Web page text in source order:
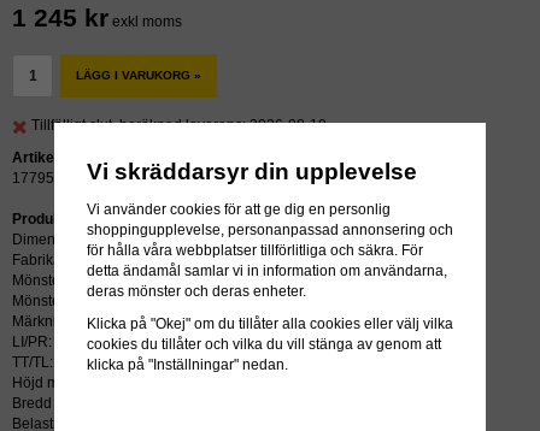
1 245 kr exkl moms
LÄGG I VARUKORG »
Tillfälligt slut, beräknad leverans: 2026-08-19
Artikelnummer:
17795
Produktbeskrivning:
Dimension: 25X10.00R12
Fabrikat: DURO
Mönster: DI2025
Mönstertyp: RADIAL
Märkning:
LI/PR: 6PR
TT/TL: TL (slang krävs ej)
Höjd mm: 635
Bredd mm: 254
Belastning kg: 419
Vi skräddarsyr din upplevelse
Vi använder cookies för att ge dig en personlig
shoppingupplevelse, personanpassad annonsering och
för hålla våra webbplatser tillförlitliga och säkra. För
detta ändamål samlar vi in information om användarna,
deras mönster och deras enheter.
Klicka på "Okej" om du tillåter alla cookies eller välj vilka
cookies du tillåter och vilka du vill stänga av genom att
klicka på "Inställningar" nedan.